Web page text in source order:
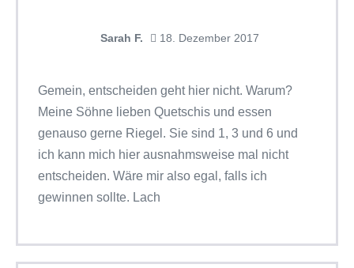
Sarah F. 18. Dezember 2017
Gemein, entscheiden geht hier nicht. Warum?
Meine Söhne lieben Quetschis und essen
genauso gerne Riegel. Sie sind 1, 3 und 6 und
ich kann mich hier ausnahmsweise mal nicht
entscheiden. Wäre mir also egal, falls ich
gewinnen sollte. Lach